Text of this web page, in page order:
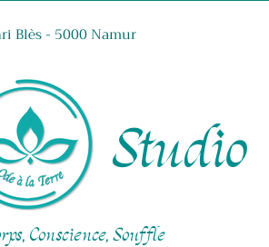
Blès - 5000 Namur
Studio
Conscience, Souffle